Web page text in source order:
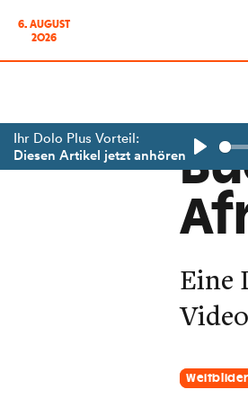
6. AUGUST
2026
Ihr Dolo Plus Vorteil:
Diesen Artikel jetzt anhören
Eine
Weltbilder